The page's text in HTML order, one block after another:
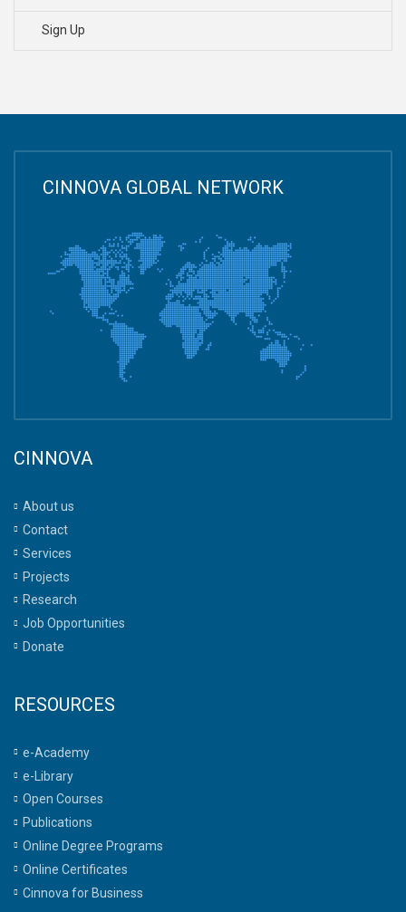
Sign Up
CINNOVA GLOBAL NETWORK
CINNOVA
About us
Contact
Services
Projects
Research
Job Opportunities
Donate
RESOURCES
e-Academy
e-Library
Open Courses
Publications
Online Degree Programs
Online Certificates
Cinnova for Business